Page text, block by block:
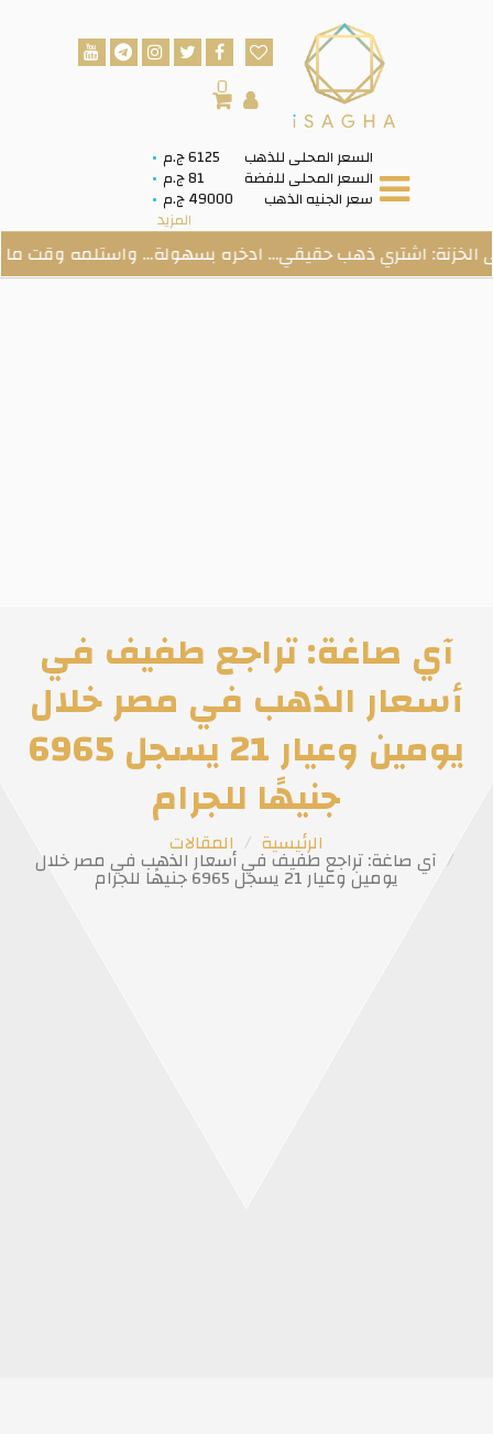
السعر المحلى للذهب 6125 ج.م
السعر المحلى للفضة 81 ج.م
سعر الجنيه الذهب 49000 ج.م
المزيد
0
ذهب حقيقي… ادخره بسهولة… واستلمه وقت ما تحب.
آي صاغة: تراجع طفيف في
أسعار الذهب في مصر خلال
يومين وعيار 21 يسجل 6965
جنيهًا للجرام
الرئيسية المقالات
آي صاغة: تراجع طفيف في أسعار الذهب في مصر خلال
يومين وعيار 21 يسجل 6965 جنيهًا للجرام